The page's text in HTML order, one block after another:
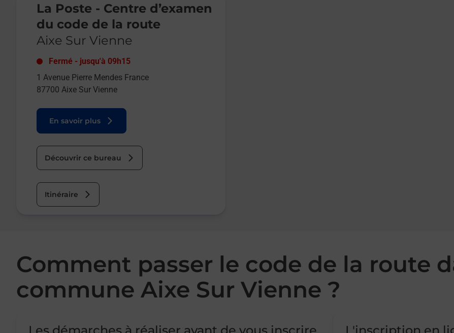
La Poste - Centre d’examen
du code de la route
Aixe Sur Vienne
Fermé - jusqu'à 09h15
1 Avenue Pierre Mendes France
87700 Aixe Sur Vienne
En savoir plus
Découvrir ce bureau
Itinéraire
Comment passer le code de la route
commune Aixe Sur Vienne ?
Les démarches à réaliser avant de vous inscrire
L'inscription en